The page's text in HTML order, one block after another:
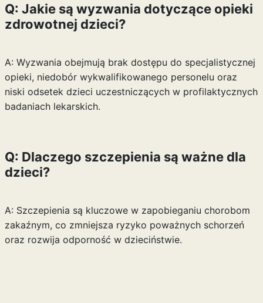
Q: Jakie są wyzwania dotyczące opieki
zdrowotnej dzieci?
A: Wyzwania obejmują brak dostępu do specjalistycznej
opieki, niedobór wykwalifikowanego personelu oraz
niski odsetek dzieci uczestniczących w profilaktycznych
badaniach lekarskich.
Q: Dlaczego szczepienia są ważne dla
dzieci?
A: Szczepienia są kluczowe w zapobieganiu chorobom
zakaźnym, co zmniejsza ryzyko poważnych schorzeń
oraz rozwija odporność w dzieciństwie.